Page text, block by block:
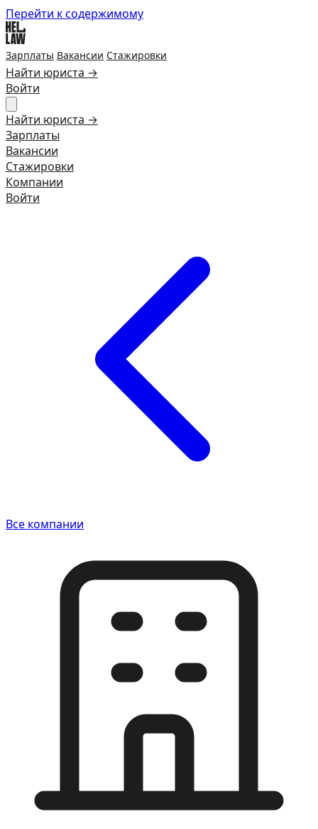
Перейти к содержимому
Зарплаты Вакансии Стажировки
Найти юриста →
Войти
Найти юриста →
Зарплаты
Вакансии
Стажировки
Компании
Войти
Все компании